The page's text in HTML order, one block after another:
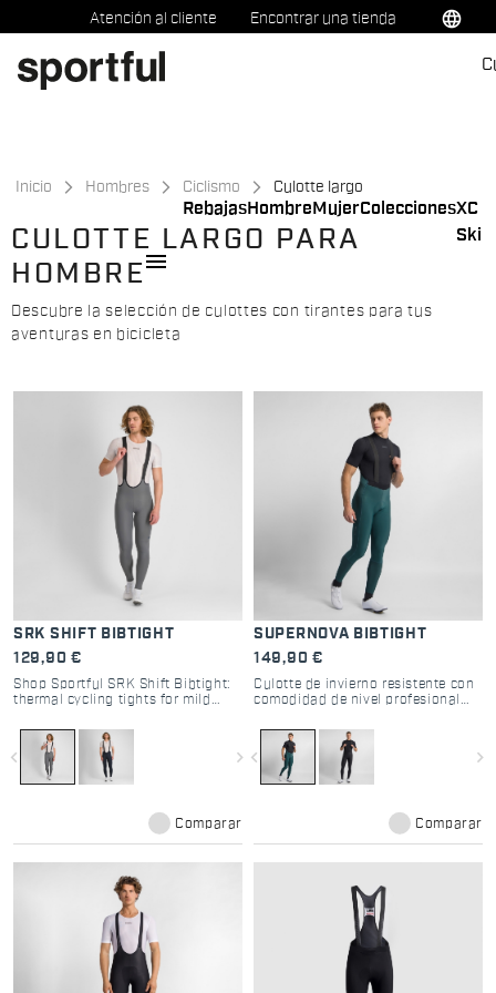
al
contenido
a
navegación
Atención al cliente Encontrar una tienda language
RebajasHombre MujerColeccionesXC
Ski
menu
Inicio Hombres Ciclismo Culotte largo
CULOTTE LARGO PARA
HOMBRE
Descubre la selección de culottes con tirantes para tus
aventuras en bicicleta
SRK SHIFT BIBTIGHT
129,90 €
Shop Sportful SRK Shift Bibtight:
thermal cycling tights for mild
Bodyfit Pro MD pad, and raw-cut
comfort. Perfect mid-season kit.
navigate_before navigate_next
Comparar
SUPERNOVA BIBTIGHT
149,90 €
Culotte de invierno resistente con
comodidad de nivel profesional
navigate_before navigate_next
Comparar